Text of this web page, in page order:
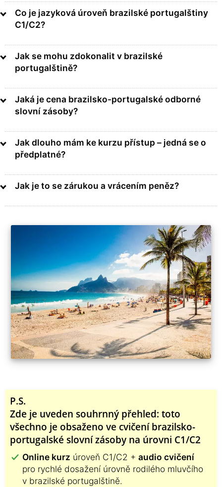
Co je jazyková úroveň brazilské portugalštiny
C1/C2?
Jak se mohu zdokonalit v brazilské
portugalštině?
Jaká je cena brazilsko-portugalské odborné
slovní zásoby?
Jak dlouho mám ke kurzu přístup – jedná se o
předplatné?
Jak je to se zárukou a vrácením peněz?
P.S.
Zde je uveden souhrnný přehled: toto
všechno je obsaženo ve cvičení brazilsko-
portugalské slovní zásoby na úrovni C1/C2
Online kurz úroveň C1/C2 + audio cvičení
pro rychlé dosažení úrovně rodilého mluvčího
v brazilské portugalštině.